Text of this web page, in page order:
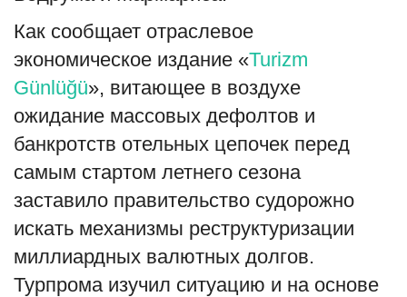
Как сообщает отраслевое
экономическое издание «Turizm
Günlüğü», витающее в воздухе
ожидание массовых дефолтов и
банкротств отельных цепочек перед
самым стартом летнего сезона
заставило правительство судорожно
искать механизмы реструктуризации
миллиардных валютных долгов.
Турпрома изучил ситуацию и на основе